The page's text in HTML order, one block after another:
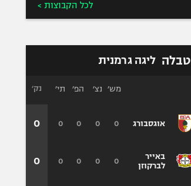
לכל הקבוצות >
טבלה ליגה גרמנית
אוגסבורג
באייר
לברקוזן
מש׳ נצ׳ הפ׳ תי׳
0
0
0
0
0
0
0
0
נק׳
0
0